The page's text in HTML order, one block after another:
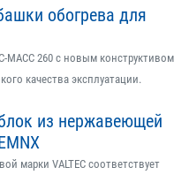
обогрева для
260 с новым конструктивом
качества эксплуатации.
из нержавеющей
марки VALTEC соответствует